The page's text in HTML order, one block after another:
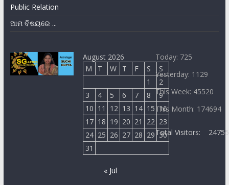
Public Relation
ଆମ ବିଷୟରେ ...
August 2026
M
T W T F S
S
1
2
3
4 5 6 7 8
9
10 11 12 13 14 15 16
17 18 19 20 21 22 23
24 25 26 27 28 29 30
31
« Jul
Today: 725
Yesterday: 1129
This Week: 45520
This Month: 174694
Total Visitors: